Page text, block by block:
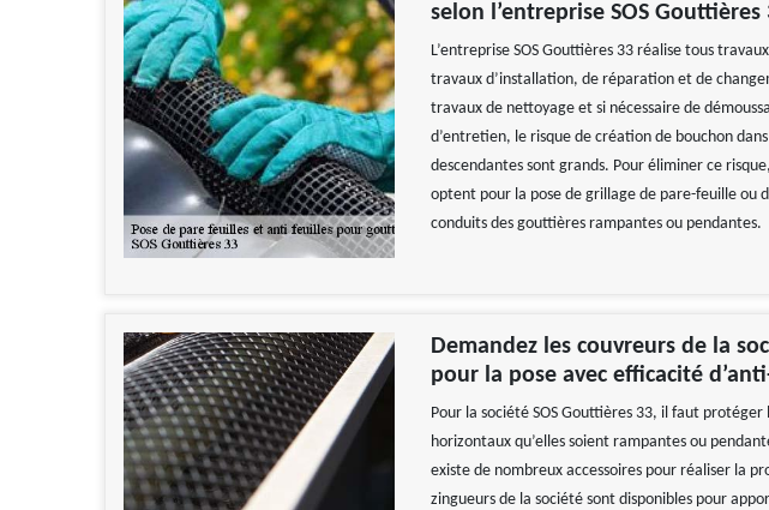
selon l’entreprise SOS Gouttières
L’entreprise SOS Gouttières 33 réalise tous
travaux d’installation, de réparation et de
travaux de nettoyage et si nécessaire de
d’entretien, le risque de création de bouchon
descendantes sont grands. Pour éliminer ce
optent pour la pose de grillage de pare-feuille ou
conduits des gouttières rampantes ou pendantes.
Demandez les couvreurs de la
pour la pose avec efficacité
Pour la société SOS Gouttières 33, il faut
horizontaux qu’elles soient rampantes ou
existe de nombreux accessoires pour réaliser la
zingueurs de la société sont disponibles pour